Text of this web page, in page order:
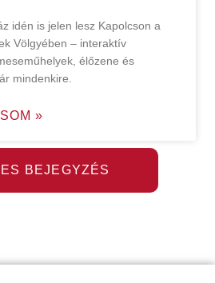
idén is jelen lesz Kapolcson a
Völgyében – interaktív
élőzene és
mindenkire.
»
BEJEGYZÉS